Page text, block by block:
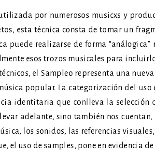
por numerosos musicxs y
esta técnica consta de tomar un
puede realizarse de forma
esos trozos musicales para
el Sampleo representa una
popular. La categorización del uso
identitaria que conlleva la selección
adelante, sino también nos
los sonidos, las referencias
el uso de samples, pone en evidencia